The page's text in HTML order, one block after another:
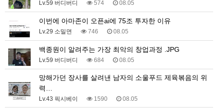
Lv.59 버디버디 574 08.05
이번에 아마존이 오픈ai에 75조 투자한 이유
Lv.29 소밀면 746 08.05
백종원이 알려주는 가장 최악의 창업과정 .JPG
Lv.59 버디버디 684 08.05
망해가던 장사를 살려낸 남자의 소울푸드 제육볶음의 위
력…
Lv.43 픽시베이 1590 08.05